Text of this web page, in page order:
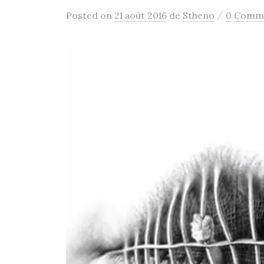
Posted on 21 août 2016 de Stheno / 0